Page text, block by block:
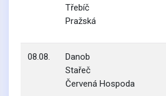
Třebíč
Pražská
08.08.
Danob
Stařeč
Červená Hospoda